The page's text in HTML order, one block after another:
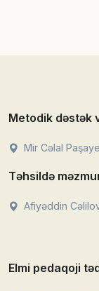
Metodik dəstək
Mir Cəlal
Təhsildə
Afiyəddin
Elmi pedaqoji